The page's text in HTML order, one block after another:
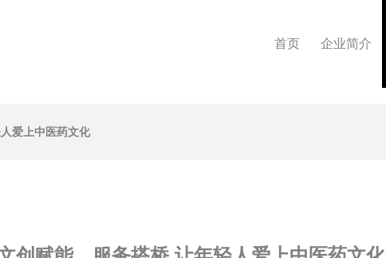
首页 企业简介
爱上中医药文化